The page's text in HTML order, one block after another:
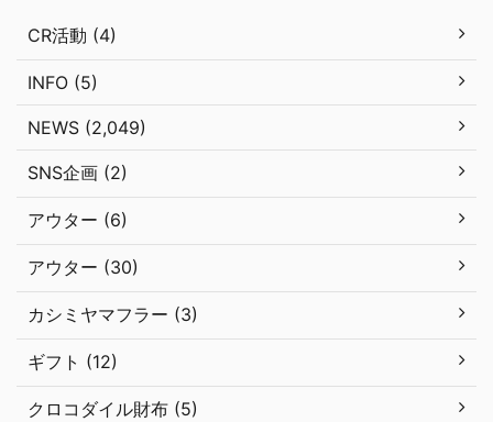
CR活動 (4)
INFO (5)
NEWS (2,049)
SNS企画 (2)
アウター (6)
アウター (30)
カシミヤマフラー (3)
ギフト (12)
クロコダイル財布 (5)